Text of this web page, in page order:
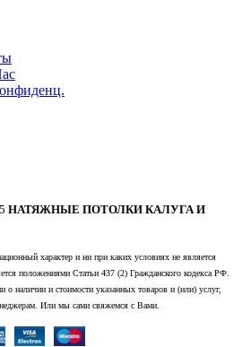
НАТЯЖНЫЕ ПОТОЛКИ КАЛУГА И
характер и ни при каких условиях не является
положениями Статьи 437 (2) Гражданского кодекса РФ.
наличии и стоимости указанных товаров и (или) услуг,
Или мы сами свяжемся с Вами.